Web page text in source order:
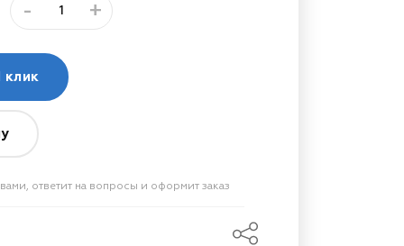
- +
клик
ответит на вопросы и оформит заказ